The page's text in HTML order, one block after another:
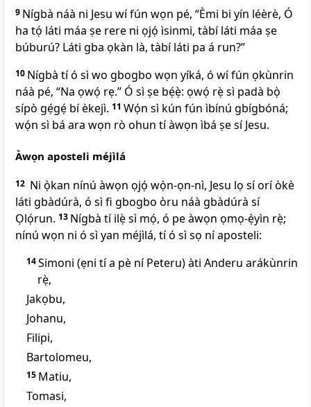
9 Nígbà náà ni Jesu wí fún wọn pé, “Èmi bi yín léèrè, Ó
ha tọ́ láti máa ṣe rere ni ọjọ́ ìsinmi, tàbí láti máa ṣe
búburú? Láti gba ọkàn là, tàbí láti pa á run?”
10 Nígbà tí ó sì wo gbogbo wọn yíká, ó wí fún ọkùnrin
náà pé, “Na ọwọ́ rẹ.” Ó sì ṣe bẹ́ẹ̀: ọwọ́ rẹ̀ sì padà bọ̀
sípò gẹ́gẹ́ bí èkejì. 11 Wọ́n sì kún fún ìbínú gbígbóná;
wọ́n sì bá ara wọn rò ohun tí àwọn ìbá ṣe sí Jesu.
Àwọn aposteli méjìlá
12 Ni ọ̀kan nínú àwọn ọjọ́ wọ̀n-ọn-nì, Jesu lọ sí orí òkè
láti gbàdúrà, ó sì fi gbogbo òru náà gbàdúrà sí
Ọlọ́run. 13 Nígbà tí ilẹ̀ sì mọ́, ó pe àwọn ọmọ-ẹ̀yìn rẹ̀;
nínú wọn ni ó sì yan méjìlá, tí ó sì sọ ní aposteli:
14Simoni (ẹni tí a pè ní Peteru) àti Anderu arákùnrin
rẹ̀,
Jakọbu,
Johanu,
Filipi,
Bartolomeu,
15 Matiu,
Tomasi,